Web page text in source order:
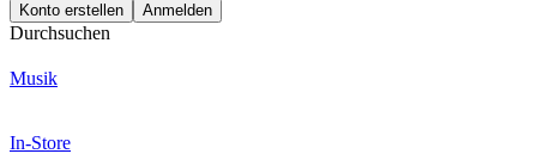
Konto erstellen Anmelden
Durchsuchen
Musik
In-Store